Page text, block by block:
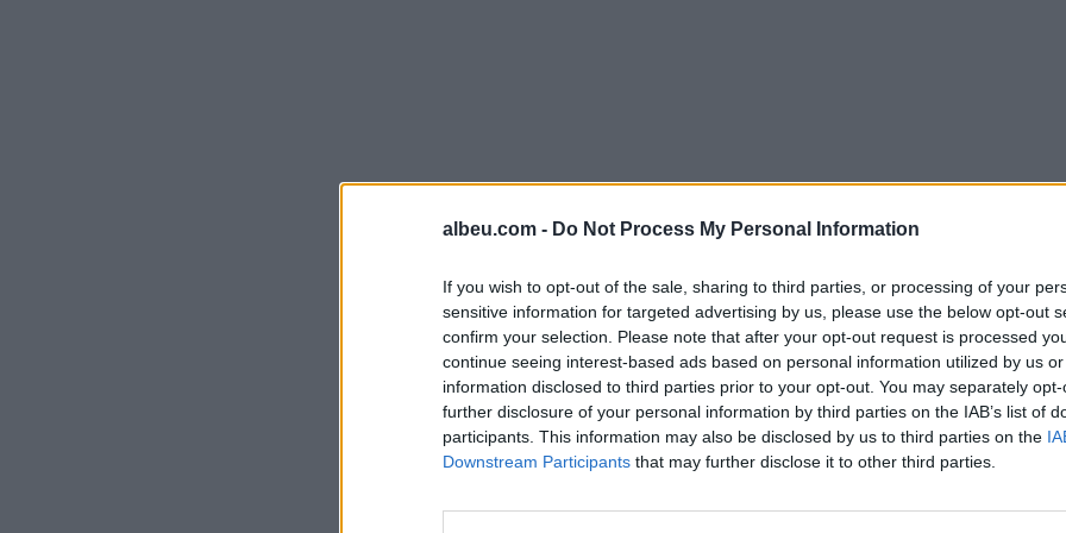
albeu.com - Do Not Process My Personal Information
If you wish to opt-out of the sale, sharing to third parties, or processing of your
sensitive information for targeted advertising by us, please use the below opt-out
confirm your selection. Please note that after your opt-out request is processed
continue seeing interest-based ads based on personal information utilized by us
information disclosed to third parties prior to your opt-out. You may separately
further disclosure of your personal information by third parties on the IAB’s list of
participants. This information may also be disclosed by us to third parties on the
Downstream Participants that may further disclose it to other third parties.